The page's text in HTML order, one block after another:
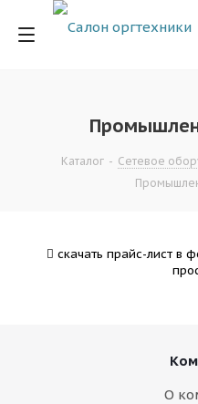
Каталог - Сетевое
скачать прайс-лист в
О